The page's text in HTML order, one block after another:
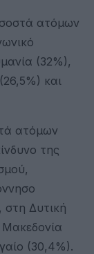
ατόμων
(32%),
και
ατόμων
της
Δυτική
(30,4%).